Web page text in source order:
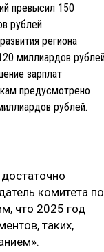
превысил 150
руб­лей.
региона
миллиардов
зарплат
предусмотрено
рублей.
комитета по
что 2025 год
таких,